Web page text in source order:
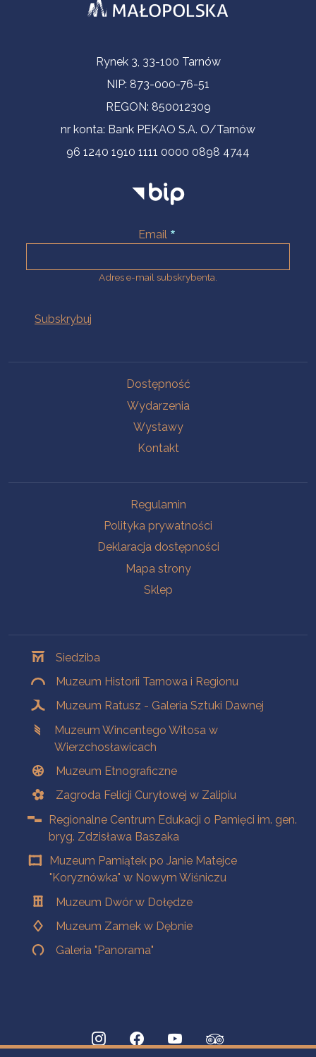
Informacje kontaktoweRynek 3, 33-100 Tarnów
NIP: 873-000-76-51
REGON: 850012309
nr konta: Bank PEKAO S.A. O/Tarnów
96 1240 1910 1111 0000 0898 4744
Email
Adres e-mail subskrybenta.
Dostępność
Wydarzenia
Wystawy
Kontakt
Regulamin
Polityka prywatności
Deklaracja dostępności
Mapa strony
Sklep
Siedziba
Muzeum Historii Tarnowa i Regionu
Muzeum Ratusz - Galeria Sztuki Dawnej
Muzeum Wincentego Witosa w
Wierzchosławicach
Muzeum Etnograficzne
Zagroda Felicji Curyłowej w Zalipiu
Regionalne Centrum Edukacji o Pamięci im. gen.
bryg. Zdzisława Baszaka
Muzeum Pamiątek po Janie Matejce
"Koryznówka" w Nowym Wiśniczu
Muzeum Dwór w Dołędze
Muzeum Zamek w Dębnie
Galeria "Panorama"